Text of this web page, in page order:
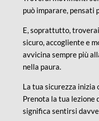
può imparare, pensati
E, soprattutto,
sicuro, accogliente e
avvicina sempre più
nella paura.
La tua sicurezza inizia
Prenota la tua lezione
significa sentirsi